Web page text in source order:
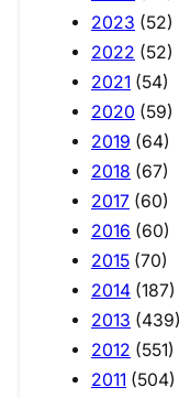
2023 (52)
2022 (52)
2021 (54)
2020 (59)
2019 (64)
2018 (67)
2017 (60)
2016 (60)
2015 (70)
2014 (187)
2013 (439)
2012 (551)
2011 (504)